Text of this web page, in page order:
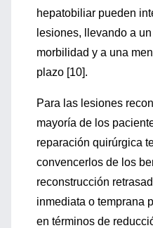
hepatobiliar pueden
lesiones, llevando a
morbilidad y a una
plazo [10].
Para las lesiones
mayoría de los
reparación quirúrgica
convencerlos de los
reconstrucción
inmediata o temprana
en términos de